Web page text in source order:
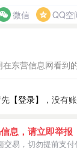
微信 QQ空
东营信息网看到
【登录】 ，没有
息，请立即举报
交易，切勿提前支付